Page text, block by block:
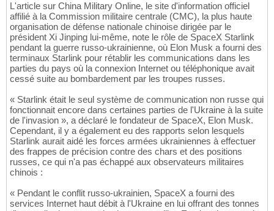
L'article sur China Military Online, le site d'information officiel
affilié à la Commission militaire centrale (CMC), la plus haute
organisation de défense nationale chinoise dirigée par le
président Xi Jinping lui-même, note le rôle de SpaceX Starlink
pendant la guerre russo-ukrainienne, où Elon Musk a fourni des
terminaux Starlink pour rétablir les communications dans les
parties du pays où la connexion Internet ou téléphonique avait
cessé suite au bombardement par les troupes russes.
« Starlink était le seul système de communication non russe qui
fonctionnait encore dans certaines parties de l'Ukraine à la suite
de l'invasion », a déclaré le fondateur de SpaceX, Elon Musk.
Cependant, il y a également eu des rapports selon lesquels
Starlink aurait aidé les forces armées ukrainiennes à effectuer
des frappes de précision contre des chars et des positions
russes, ce qui n'a pas échappé aux observateurs militaires
chinois :
« Pendant le conflit russo-ukrainien, SpaceX a fourni des
services Internet haut débit à l'Ukraine en lui offrant des tonnes